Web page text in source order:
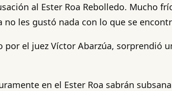
al Ester Roa Rebolledo. Mucho
no les gustó nada con lo que se
el juez Víctor Abarzúa, sorprendió
en el Ester Roa sabrán